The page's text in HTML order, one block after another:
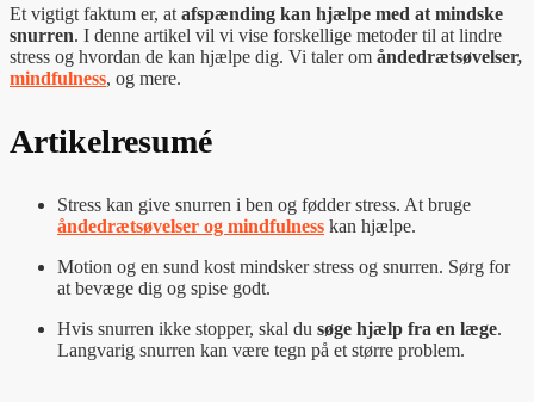
Et vigtigt faktum er, at afspænding kan hjælpe med at mindske
snurren. I denne artikel vil vi vise forskellige metoder til at lindre
stress og hvordan de kan hjælpe dig. Vi taler om åndedrætsøvelser,
mindfulness, og mere.
Artikelresumé
Stress kan give snurren i ben og fødder stress. At bruge
åndedrætsøvelser og mindfulness kan hjælpe.
Motion og en sund kost mindsker stress og snurren. Sørg for
at bevæge dig og spise godt.
Hvis snurren ikke stopper, skal du søge hjælp fra en læge.
Langvarig snurren kan være tegn på et større problem.